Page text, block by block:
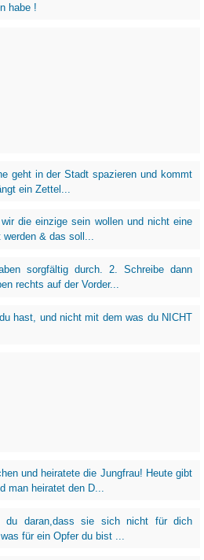
habe !
geht in der Stadt spazieren und kommt
ein Zettel...
die einzige sein wollen und nicht eine
werden & das soll...
sorgfältig durch. 2. Schreibe dann
rechts auf der Vorder...
hast, und nicht mit dem was du NICHT
und heiratete die Jungfrau! Heute gibt
man heiratet den D...
du daran,dass sie sich nicht für dich
für ein Opfer du bist ...